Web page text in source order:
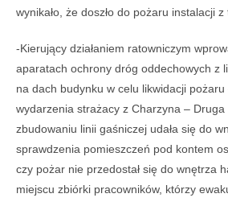
wynikało, że doszło do pożaru instalacji z
-Kierujący działaniem ratowniczym
aparatach ochrony dróg oddechowych z
na dach budynku w celu likwidacji
wydarzenia strażacy z Charzyna –
zbudowaniu linii gaśniczej udała się do
sprawdzenia pomieszczeń pod kontem
czy pożar nie przedostał się do wnętrza
miejscu zbiórki pracowników, którzy